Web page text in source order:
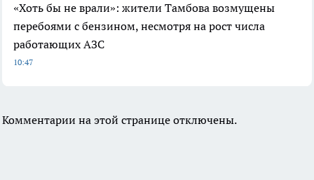
«Хоть бы не врали»: жители Тамбова возмущены
перебоями с бензином, несмотря на рост числа
работающих АЗС
10:47
Комментарии на этой странице отключены.